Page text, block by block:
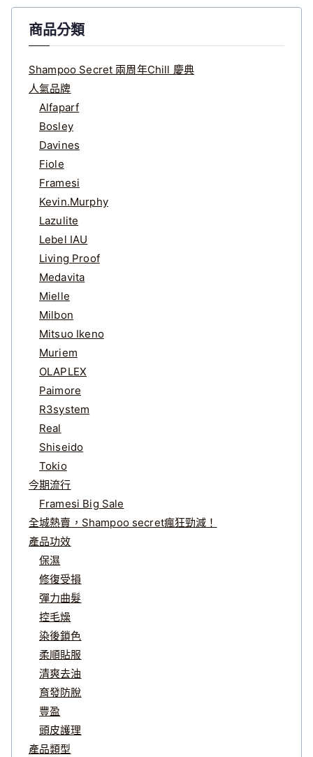
商品分類
Shampoo Secret 兩周年Chill 慶典
人氣品牌
Alfaparf
Bosley
Davines
Fiole
Framesi
Kevin.Murphy
Lazulite
Lebel IAU
Living Proof
Medavita
Mielle
Milbon
Mitsuo Ikeno
Muriem
OLAPLEX
Paimore
R3system
Real
Shiseido
Tokio
今期流行
Framesi Big Sale
全城熱賣，Shampoo secret瘋狂勁減！
產品功效
保濕
修復受損
彈力曲髮
控毛燥
染後鎖色
柔順貼服
清爽去油
育發防脫
豐盈
頭皮護理
產品類型